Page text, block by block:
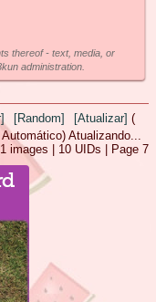
thereof - text, media, or
administration.
[Random] [Atualizar] (
Automático)10
1 images | 10 UIDs | Page 7